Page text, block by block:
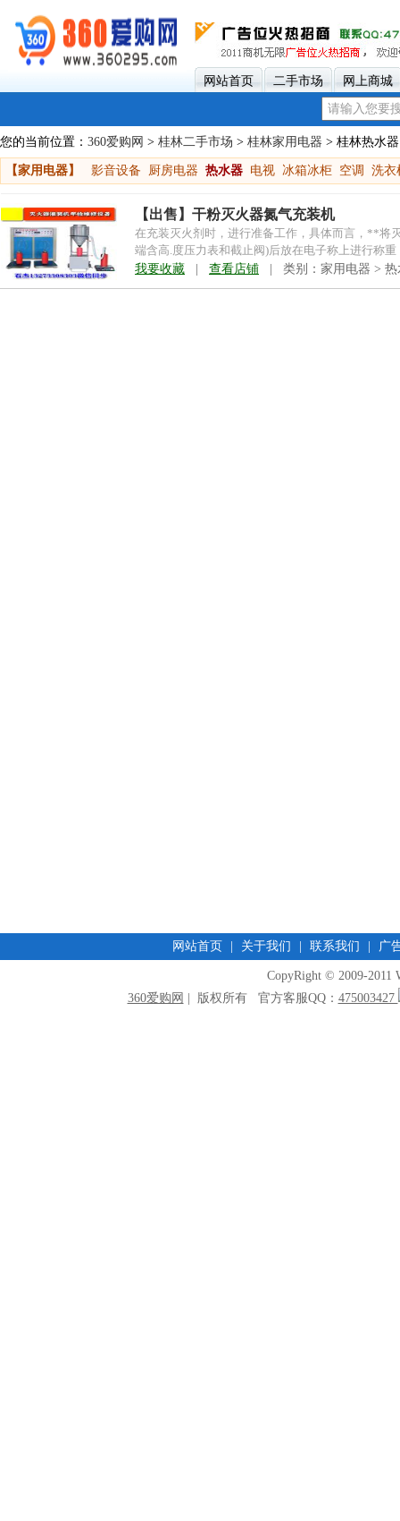
网站首页 二手市场 网上商城
您的当前位置： 360爱购网 > 桂林二手市场 > 桂林家用电器 > 桂林热水器
【家用电器】 影音设备 厨房电器 热水器 电视 冰箱冰柜 空调 洗衣
【出售】干粉灭火器氮气充装机
在充装灭火剂时，进行准备工作，具体而言，**将
端含高.度压力表和截止阀)后放在电子称上进行称
人员对灭火剂...
我要收藏 查看店铺 | 类别：家用电器 > 热
网站首页 关于我们 联系我们 广
CopyRight © 2009-2011
360爱购网
| 版权所有 官方客服QQ： 475003427